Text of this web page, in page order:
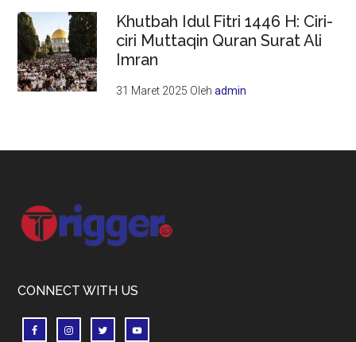
Khutbah Idul Fitri 1446 H: Ciri-
ciri Muttaqin Quran Surat Ali
Imran
31 Maret 2025 Olehadmin
Footer
CONNECT WITH US